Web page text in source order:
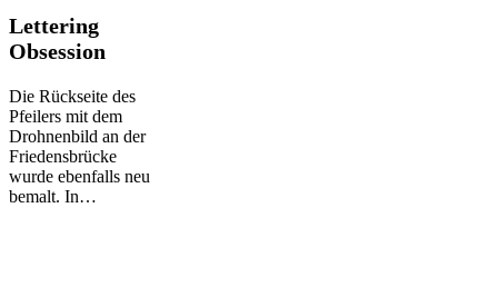
Lettering
Obsession
Lettering
Obsession
Die Rückseite des
Pfeilers mit dem
Drohnenbild an der
Friedensbrücke
wurde ebenfalls neu
bemalt. In…